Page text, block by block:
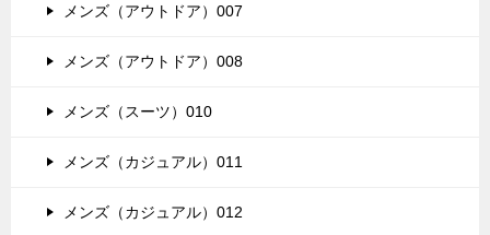
メンズ（アウトドア）007
メンズ（アウトドア）008
メンズ（スーツ）010
メンズ（カジュアル）011
メンズ（カジュアル）012